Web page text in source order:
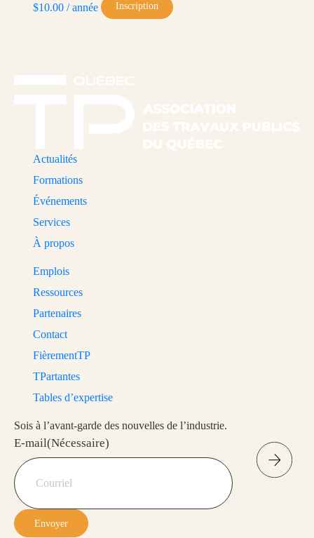
$10.00 / année Inscription
Actualités
Formations
Événements
Services
À propos
Emplois
Ressources
Partenaires
Contact
FièrementTP
TPartantes
Tables d’expertise
Sois à l’avant-garde des nouvelles de l’industrie.
E-mail(Nécessaire)
Envoyer